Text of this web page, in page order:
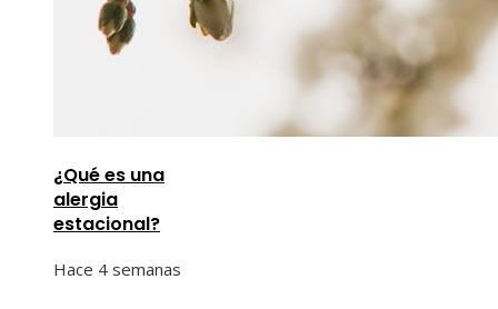
¿Qué es una
alergia
estacional?
Hace 4 semanas